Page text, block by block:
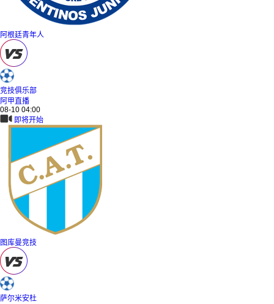
阿根廷青年人
竞技俱乐部
阿甲直播
08-10 04:00
即将开始
图库曼竞技
萨尔米安杜